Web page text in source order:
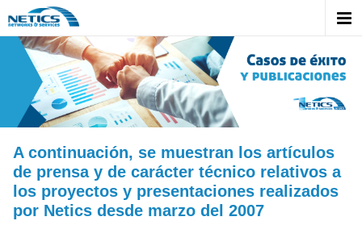
A continuación, se muestran los artículos
de prensa y de carácter técnico relativos a
los proyectos y presentaciones realizados
por Netics desde marzo del 2007